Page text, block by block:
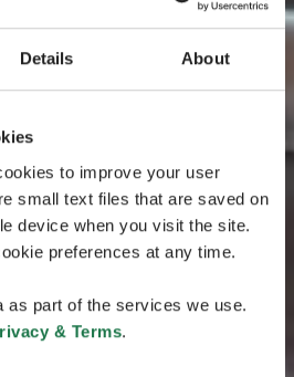
Details About
to improve your user
small text files that are saved on
device when you visit the site.
preferences at any time.
as part of the services we use.
& Terms.